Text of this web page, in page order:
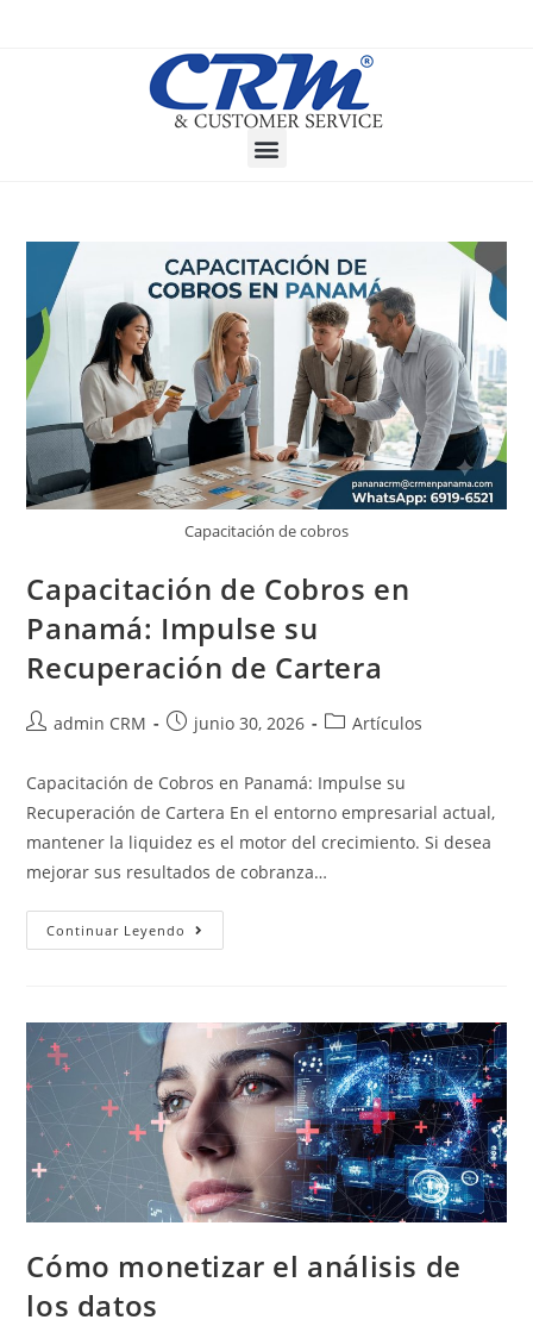
Capacitación de cobros
Capacitación de Cobros en
Panamá: Impulse su
Recuperación de Cartera
admin CRM junio 30, 2026 Artículos
Capacitación de Cobros en Panamá: Impulse su
Recuperación de Cartera En el entorno empresarial actual,
mantener la liquidez es el motor del crecimiento. Si desea
mejorar sus resultados de cobranza…
Continuar Leyendo
Cómo monetizar el análisis de
los datos